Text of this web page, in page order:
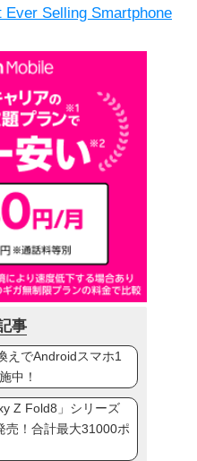
Selling Smartphone
事
えでAndroidスマホ1
中！
Z Fold8」シリーズ
売！合計最大31000ポ